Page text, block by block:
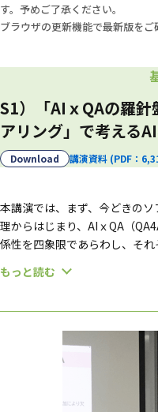
す。予めご了承ください。
ブラウザの更新機能で最新版をご
S1）「AIｘQAの羅
アリング」で考える
Download 講演資料 (PDF：
本講演では、まず、今どきの
理からはじまり、AIｘQA（
係性を四象限であらわし、そ
るソフトウェア開発における
こで活かせばよいかの指針を
の中にいます。当日は、
ディスカッションを通じて、
来を考えていければと思います
もっと読む